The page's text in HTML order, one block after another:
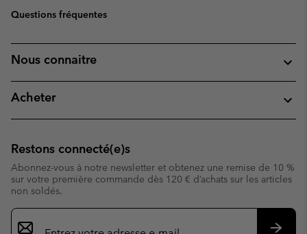
Questions fréquentes
Nous connaitre
Acheter
Restons connecté(e)s
Abonnez-vous à notre newsletter et obtenez une remise de 10 %
sur votre première commande dès 120 € d’achats sur les articles
non soldés.
Inscription
par